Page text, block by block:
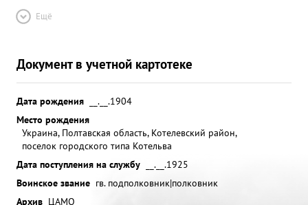
Ещё
Документ в учетной картотеке
Дата рождения
__.__.1904
Место рождения
Украина, Полтавская область, Котелевский район,
поселок городского типа Котельва
Дата поступления на службу
__.__.1925
Воинское звание гв. подполковник|полковник
Архив ЦАМО